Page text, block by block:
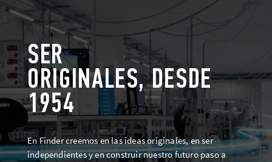
SER
ORIGINALES, DESDE
1954
En Finder creemos en las ideas originales, en ser
independientes y en construir nuestro futuro paso a